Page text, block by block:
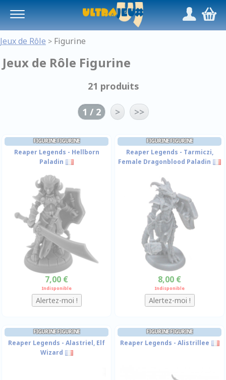
/,
Jeux de Rôle > Figurine
Jeux de Rôle Figurine
21 produits
1 / 2 > >>
FIGURINE FIGURINE
Reaper Legends - Hellborn
Paladin
7,00 €
Indisponible
FIGURINE FIGURINE
Reaper Legends - Tarmiczi,
Female Dragonblood Paladin
8,00 €
Indisponible
FIGURINE FIGURINE
Reaper Legends - Alastriel, Elf
Wizard
FIGURINE FIGURINE
Reaper Legends - Alistrillee